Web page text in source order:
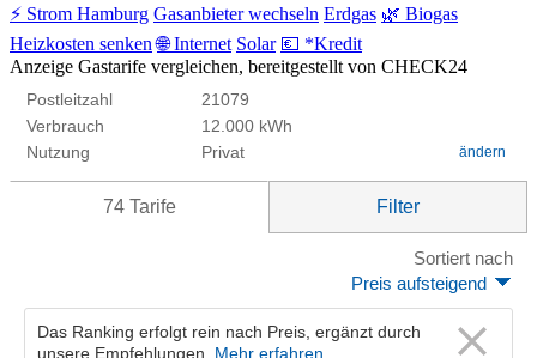
⚡ Strom Hamburg Gasanbieter wechseln Erdgas 🌿 Biogas
Heizkosten senken 🌐 Internet Solar 💶 *Kredit
Anzeige Gastarife vergleichen, bereitgestellt von CHECK24